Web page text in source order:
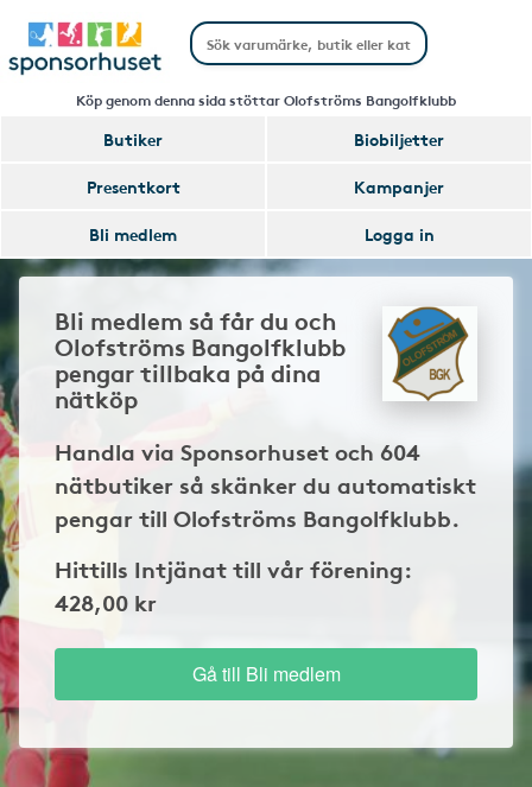
Köp genom denna sida stöttar Olofströms Bangolfklubb
Butiker
Biobiljetter
Presentkort
Kampanjer
Bli medlem
Logga in
Bli medlem så får du och
Olofströms Bangolfklubb
pengar tillbaka på dina
nätköp
Handla via Sponsorhuset och 604
nätbutiker så skänker du automatiskt
pengar till Olofströms Bangolfklubb.
Hittills Intjänat till vår förening:
428,00 kr
Gå till Bli medlem